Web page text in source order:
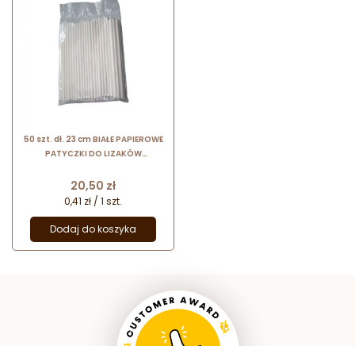
50 szt. dł. 23 cm BIAŁE PAPIEROWE
PATYCZKI DO LIZAKÓW
SILIKOMART
Cena
20,50 zł
0,41 zł / 1 szt.
Dodaj do koszyka